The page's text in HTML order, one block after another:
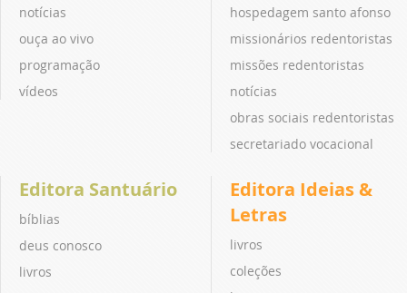
notícias
ouça ao vivo
programação
vídeos
hospedagem santo afonso
missionários redentoristas
missões redentoristas
notícias
obras sociais redentoristas
secretariado vocacional
Editora Santuário
bíblias
deus conosco
livros
Editora Ideias &
Letras
livros
coleções